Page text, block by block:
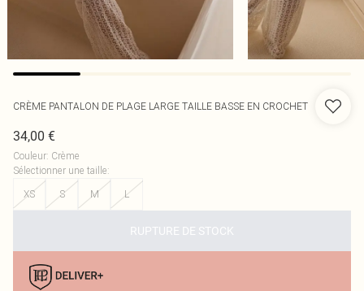
CRÈME PANTALON DE PLAGE LARGE TAILLE BASSE EN CROCHET
34,00 €
Couleur: Crème
Sélectionner une taille:
XS
S M L
RUPTURE DE STOCK